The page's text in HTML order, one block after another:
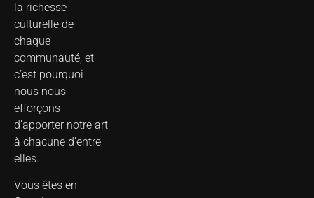
la richesse
culturelle de
chaque
communauté, et
c’est pourquoi
nous nous
efforçons
d’apporter notre art
à chacune d’entre
elles.
Vous êtes en